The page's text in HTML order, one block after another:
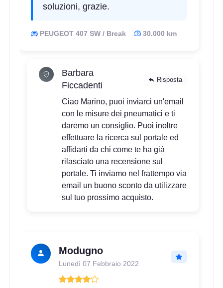
soluzioni, grazie.
PEUGEOT 407 SW / Break 30.000 km
Barbara
Ficcadenti
Risposta
Ciao Marino, puoi inviarci un'email
con le misure dei pneumatici e ti
daremo un consiglio. Puoi inoltre
effettuare la ricerca sul portale ed
affidarti da chi come te ha già
rilasciato una recensione sul
portale. Ti inviamo nel frattempo via
email un buono sconto da utilizzare
sul tuo prossimo acquisto.
Modugno
Lunedì 07 Febbraio 2022